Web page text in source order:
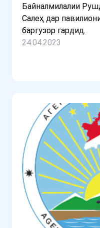
Байналмилалии
Салеҳ дар
баргузор гардид.
24.04.2023